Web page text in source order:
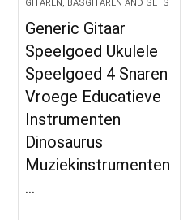
GITAREN, BASGITAREN AND SETS
Generic Gitaar
Speelgoed Ukulele
Speelgoed 4 Snaren
Vroege Educatieve
Instrumenten
Dinosaurus
Muziekinstrumenten
…